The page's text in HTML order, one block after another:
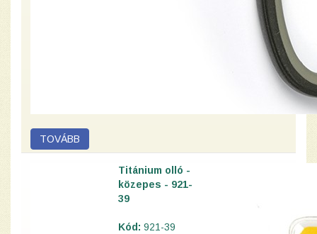
Titánium olló -
közepes - 921-
39
Kód: 921-39